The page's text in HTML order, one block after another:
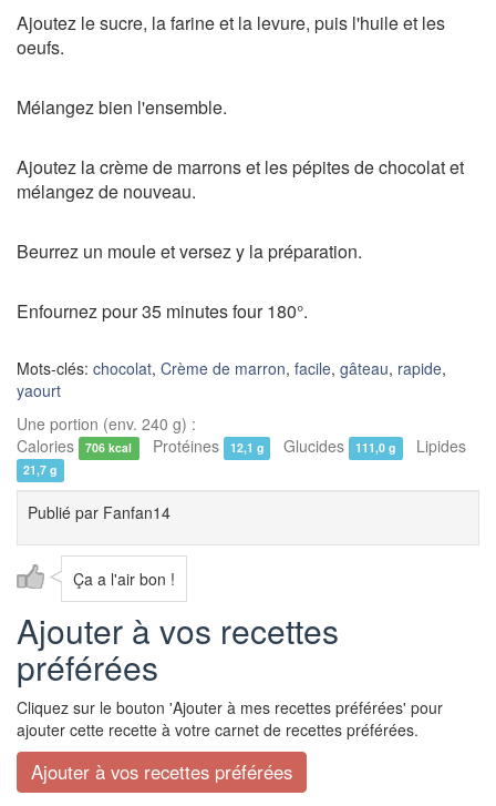
Ajoutez le sucre, la farine et la levure, puis l'huile et les
oeufs.
Mélangez bien l'ensemble.
Ajoutez la crème de marrons et les pépites de chocolat et
mélangez de nouveau.
Beurrez un moule et versez y la préparation.
Enfournez pour 35 minutes four 180°.
Mots-clés: chocolat, Crème de marron, facile, gâteau, rapide,
yaourt
Une portion (env. 240 g) :
Calories
706 kcal Protéines 12,1 g Glucides 111,0 g Lipides
21,7 g
Publié par Fanfan14
Ça a l'air bon !
Ajouter à vos recettes
préférées
Cliquez sur le bouton 'Ajouter à mes recettes préférées' pour
ajouter cette recette à votre carnet de recettes préférées.